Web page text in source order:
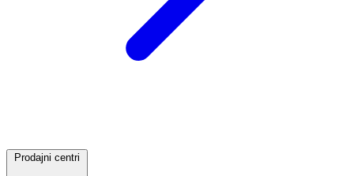
Prodajni centri